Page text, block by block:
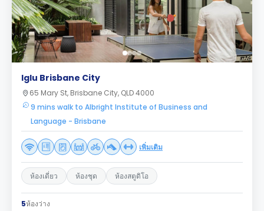
Iglu Brisbane City
65 Mary St, Brisbane City, QLD 4000
9 mins walk to Albright Institute of Business and
Language - Brisbane
เพิ่มเติม
ห้องเดี่ยว ห้องชุด ห้องสตูดิโอ
5ห้องว่าง